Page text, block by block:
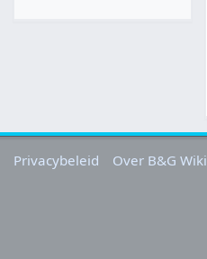
Privacybeleid Over B&G Wiki